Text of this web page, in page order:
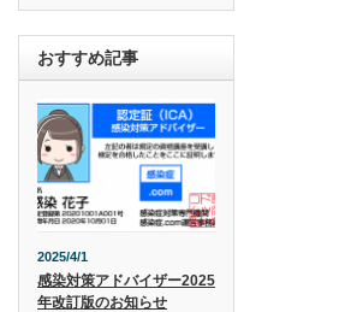
おすすめ記事
2025/4/1
感染対策アドバイザー2025
年改訂版のお知らせ